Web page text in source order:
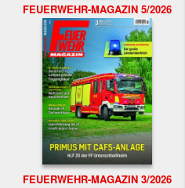
FEUERWEHR-MAGAZIN 5/2026
FEUERWEHR-MAGAZIN 3/2026